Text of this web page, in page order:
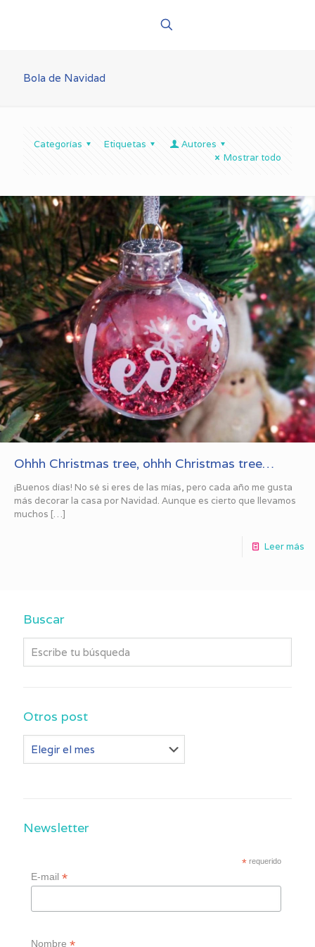
Bola de Navidad
Categorías Etiquetas
Autores
Mostrar todo
Ohhh Christmas tree, ohhh Christmas tree…
¡Buenos días! No sé si eres de las mías, pero cada año me gusta
más decorar la casa por Navidad. Aunque es cierto que llevamos
muchos […]
Leer más
Buscar
Otros post
post
Newsletter
* requerido
E-mail*
Nombre